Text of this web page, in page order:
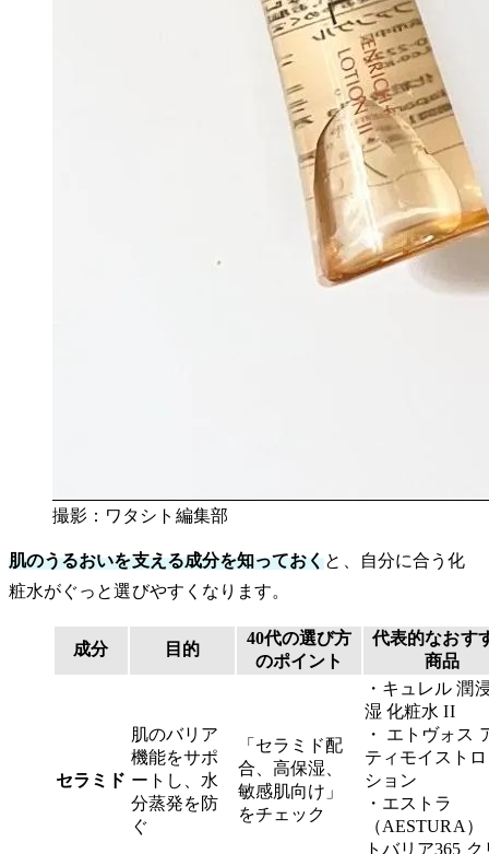
撮影：ワタシト編集部
肌のうるおいを支える成分を知っておくと、自分に合う化
粧水がぐっと選びやすくなります。
成分 目的
40代の選び方
のポイント
代表的なおす
商品
セラミド
肌のバリア
機能をサポ
ートし、水
分蒸発を防
ぐ
「セラミド配
合、高保湿、
敏感肌向け」
をチェック
・キュレル 潤
湿 化粧水 II
・ エトヴォス
ティモイスト
ション
・エストラ
（AESTURA）
トバリア365 ク